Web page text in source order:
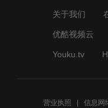
关于我们
优酷视频云
Youku.tv
营业执照 信息网